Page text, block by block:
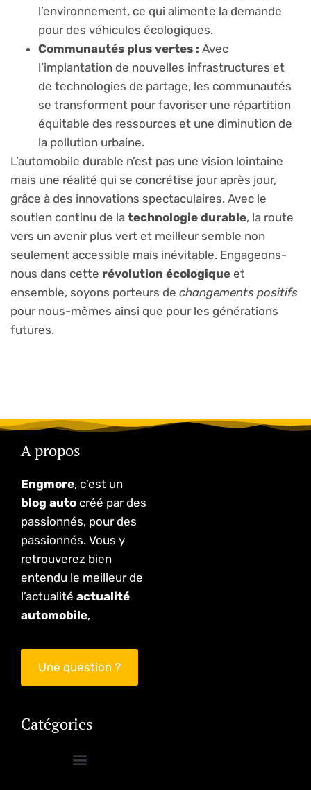
l’environnement, ce qui alimente la demande
pour des véhicules écologiques.
Communautés plus vertes : Avec
l’implantation de nouvelles infrastructures et
de technologies de partage, les communautés
se transforment pour favoriser une répartition
équitable des ressources et une diminution de
la pollution urbaine.
L’automobile durable n’est pas une vision lointaine
mais une réalité qui se concrétise jour après jour,
grâce à des innovations spectaculaires. Avec le
soutien continu de la technologie durable, la route
vers un avenir plus vert et meilleur semble non
seulement accessible mais inévitable. Engageons-
nous dans cette révolution écologique et
ensemble, soyons porteurs de changements positifs
pour nous-mêmes ainsi que pour les générations
futures.
A propos
Engmore, c’est un
blog auto créé par des
passionnés, pour des
passionnés. Vous y
retrouverez bien
entendu le meilleur de
l’actualité actualité
automobile,
Une question ?
Catégories